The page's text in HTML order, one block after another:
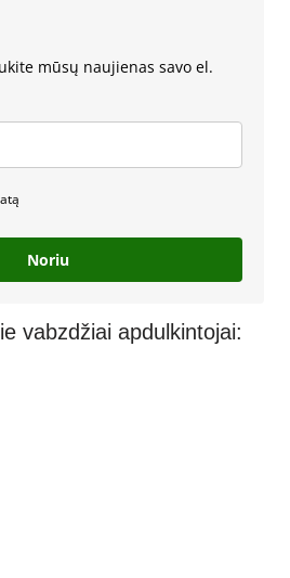
mūsų naujienas savo el.
Noriu
vabzdžiai apdulkintojai: